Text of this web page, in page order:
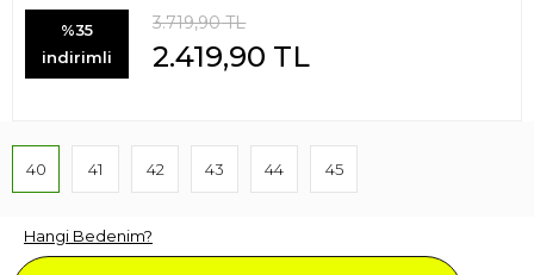
%35
indirimli
3.719,90TL
2.419,90 TL
40 41 42 43 44 45
Hangi Bedenim?